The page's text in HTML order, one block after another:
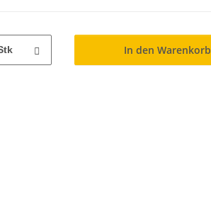
In den Warenkorb